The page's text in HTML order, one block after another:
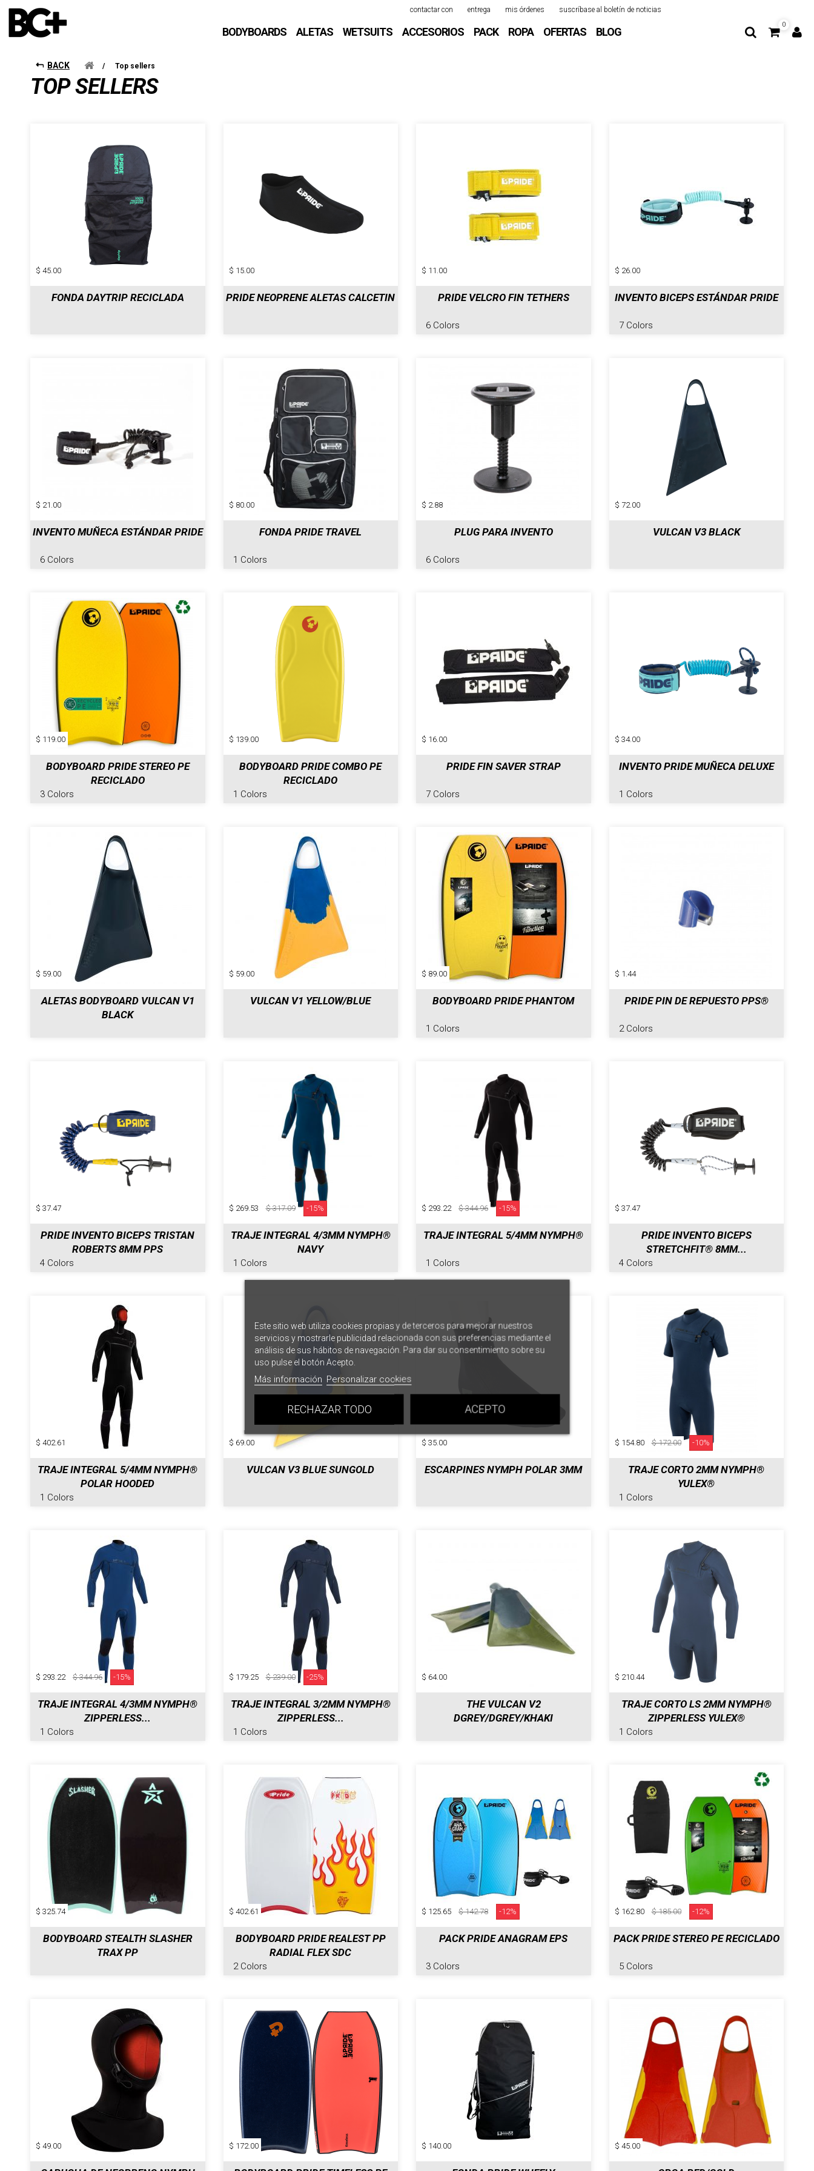
BODYBOARDS ALETAS WETSUITS ACCESORIOS PACK ROPA OFERTAS BLOG
0
contactar con entrega mis órdenes suscríbase al boletín de noticias
BACK / Top sellers
TOP SELLERS
FONDA DAYTRIP RECICLADA
$ 45.00
PRIDE NEOPRENE ALETAS CALCETIN
$ 15.00
PRIDE VELCRO FIN TETHERS
6 Colors
$ 11.00
INVENTO BICEPS ESTÁNDAR PRIDE
7 Colors
$ 26.00
INVENTO MUÑECA ESTÁNDAR PRIDE
6 Colors
$ 21.00
FONDA PRIDE TRAVEL
1 Colors
$ 80.00
PLUG PARA INVENTO
6 Colors
$ 2.88
VULCAN V3 BLACK
$ 72.00
BODYBOARD PRIDE STEREO PE
RECICLADO
3 Colors
$ 119.00
BODYBOARD PRIDE COMBO PE
RECICLADO
1 Colors
$ 139.00
PRIDE FIN SAVER STRAP
7 Colors
$ 16.00
INVENTO PRIDE MUÑECA DELUXE
1 Colors
$ 34.00
ALETAS BODYBOARD VULCAN V1
BLACK
$ 59.00
VULCAN V1 YELLOW/BLUE
$ 59.00
BODYBOARD PRIDE PHANTOM
1 Colors
$ 89.00
PRIDE PIN DE REPUESTO PPS®
2 Colors
$ 1.44
PRIDE INVENTO BICEPS TRISTAN
ROBERTS 8MM PPS
4 Colors
$ 37.47
TRAJE INTEGRAL 4/3MM NYMPH®
NAVY
1 Colors
$ 269.53 $ 317.09 -15%
TRAJE INTEGRAL 5/4MM NYMPH®
1 Colors
$ 293.22 $ 344.96 -15%
PRIDE INVENTO BICEPS
STRETCHFIT® 8MM...
4 Colors
$ 37.47
TRAJE INTEGRAL 5/4MM NYMPH®
POLAR HOODED
1 Colors
$ 402.61
VULCAN V3 BLUE SUNGOLD
$ 69.00
ESCARPINES NYMPH POLAR 3MM
$ 35.00
TRAJE CORTO 2MM NYMPH®
YULEX®
1 Colors
$ 154.80 $ 172.00 -10%
TRAJE INTEGRAL 4/3MM NYMPH®
ZIPPERLESS...
1 Colors
$ 293.22 $ 344.96 -15%
TRAJE INTEGRAL 3/2MM NYMPH®
ZIPPERLESS...
1 Colors
$ 179.25 $ 239.00 -25%
THE VULCAN V2
DGREY/DGREY/KHAKI
$ 64.00
TRAJE CORTO LS 2MM NYMPH®
ZIPPERLESS YULEX®
1 Colors
$ 210.44
BODYBOARD STEALTH SLASHER
TRAX PP
$ 325.74
BODYBOARD PRIDE REALEST PP
RADIAL FLEX SDC
2 Colors
$ 402.61
PACK PRIDE ANAGRAM EPS
3 Colors
$ 125.65 $ 142.78 -12%
PACK PRIDE STEREO PE RECICLADO
5 Colors
$ 162.80 $ 185.00 -12%
$ 49.00 $ 172.00 $ 140.00 $ 45.00
Este sitio web utiliza cookies propias y de terceros para mejorar nuestros
servicios y mostrarle publicidad relacionada con sus preferencias mediante el
análisis de sus hábitos de navegación. Para dar su consentimiento sobre su
uso pulse el botón Acepto.
Más información Personalizar cookies
RECHAZAR TODO ACEPTO